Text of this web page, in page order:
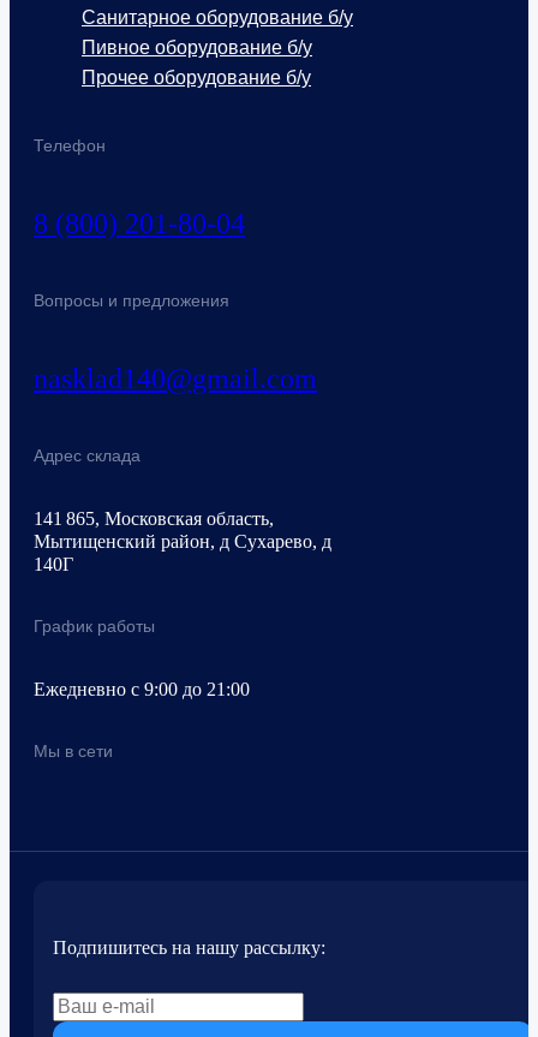
Телефон
8 (800) 201-80-04
Вопросы и предложения
nasklad140@gmail.com
Адрес склада
141 865, Московская область,
Мытищенский район, д Сухарево, д
140Г
График работы
Ежедневно с 9:00 до 21:00
Мы в сети
Санитарное оборудование б/у
Пивное оборудование б/у
Прочее оборудование б/у
Подпишитесь на нашу рассылку: